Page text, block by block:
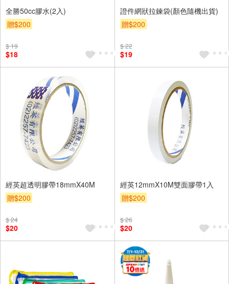
全勝50cc膠水(2入)
贈$200
$ 19
$18
證件網狀拉鍊袋(顏色隨機出貨)
贈$200
$ 22
$19
經英超透明膠帶18mmX40M
贈$200
$ 24
$20
經英12mmX10M雙面膠帶1入
贈$200
$ 26
$20